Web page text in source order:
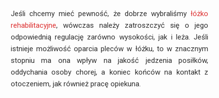
Jeśli chcemy mieć pewność, że dobrze wybraliśmyłóżko
rehabilitacyjne, wówczas należy zatroszczyć się o jego
odpowiednią regulację zarówno wysokości, jak i leża. Jeśli
istnieje możliwość oparcia pleców w łóżku, to w znacznym
stopniu ma ona wpływ na jakość jedzenia posiłków,
oddychania osoby chorej, a koniec końców na kontakt z
otoczeniem, jak również pracę opiekuna.